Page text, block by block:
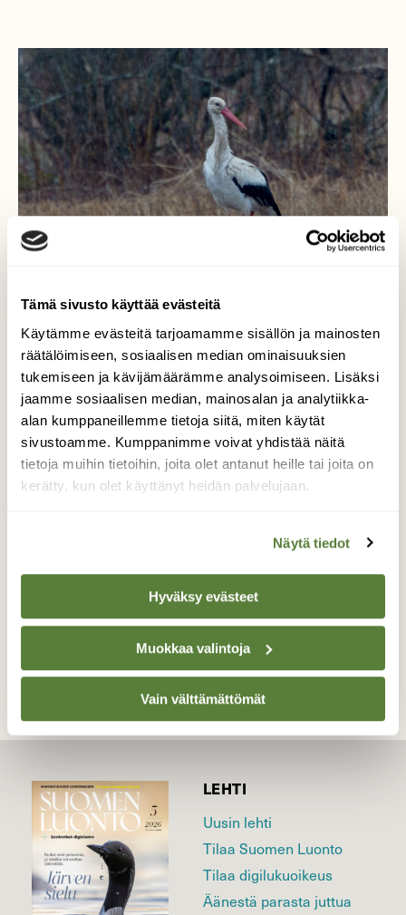
Tämä sivusto käyttää evästeitä
Käytämme evästeitä tarjoamamme sisällön ja mainosten
räätälöimiseen, sosiaalisen median ominaisuuksien
tukemiseen ja kävijämäärämme analysoimiseen. Lisäksi
jaamme sosiaalisen median, mainosalan ja analytiikka-
alan kumppaneillemme tietoja siitä, miten käytät
sivustoamme. Kumppanimme voivat yhdistää näitä
tietoja muihin tietoihin, joita olet antanut heille tai joita on
kerätty, kun olet käyttänyt heidän palvelujaan.
Näytä tiedot
Hyväksy evästeet
Muokkaa valintoja
Vain välttämättömät
Sateisen aamun vieras
Ajelin tietä pitkin, kun näin jotain valkoista
pilkottavan kaukana. Lähempänä huomasin
kattohaikaran astelevan niityllä. Auton
Valokuvaaja: Markku Salonen, Lahti 11.5.2022
TAKAISIN LISTAAN
LEHTI
Uusin lehti
Tilaa Suomen Luonto
Tilaa digilukuoikeus
Äänestä parasta juttua